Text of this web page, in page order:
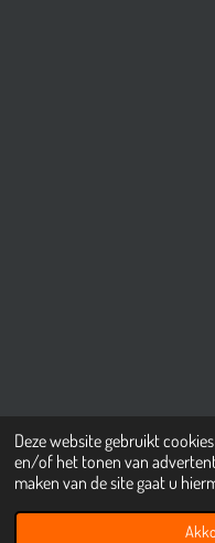
Deze website gebruikt
en/of het tonen van
maken van de site gaat u
© 2001 - 2025 mkbıkes.nl